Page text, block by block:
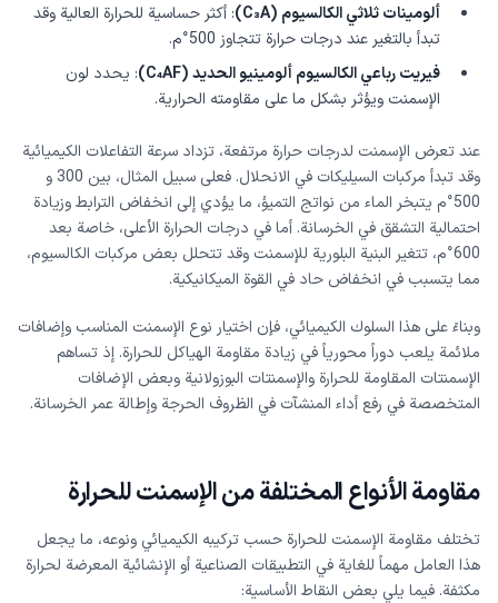
ألومينات ثلاثي الكالسيوم (C₃A)
: أكثر حساسية للحرارة العالية وقد
تبدأ بالتغير عند درجات حرارة تتجاوز 500°م.
فيريت رباعي الكالسيوم ألومينيو الحديد(C₄AF)
: يحدد لون
الإسمنت ويؤثر بشكل ما على مقاومته الحرارية.
عند تعرض الإسمنت لدرجات حرارة مرتفعة، تزداد سرعة التفاعلات الكيميائية
وقد تبدأ مركبات السيليكات في الانحلال. فعلى سبيل المثال، بين 300 و
500°م يتبخر الماء من نواتج التميؤ، ما يؤدي إلى انخفاض الترابط وزيادة
احتمالية التشقق في الخرسانة. أما في درجات الحرارة الأعلى، خاصة بعد
600°م، تتغير البنية البلورية للإسمنت وقد تتحلل بعض مركبات الكالسيوم،
مما يتسبب في انخفاض حاد في القوة الميكانيكية.
وبناءً على هذا السلوك الكيميائي، فإن اختيار نوع الإسمنت المناسب وإضافات
ملائمة يلعب دوراً محورياً في زيادة مقاومة الهياكل للحرارة. إذ تساهم
الإسمنتات المقاومة للحرارة والإسمنتات البوزولانية وبعض الإضافات
المتخصصة في رفع أداء المنشآت في الظروف الحرجة وإطالة عمر الخرسانة.
مقاومة الأنواع المختلفة من الإسمنت للحرارة
تختلف مقاومة الإسمنت للحرارة حسب تركيبه الكيميائي ونوعه، ما يجعل
هذا العامل مهماً للغاية في التطبيقات الصناعية أو الإنشائية المعرضة لحرارة
مكثفة. فيما يلي بعض النقاط الأساسية: